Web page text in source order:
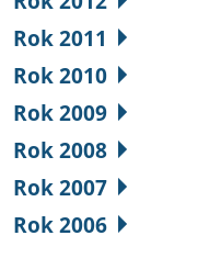
Rok 2011
Rok 2010
Rok 2009
Rok 2008
Rok 2007
Rok 2006